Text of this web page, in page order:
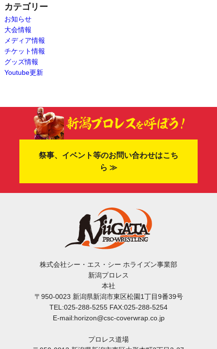
カテゴリー
お知らせ
大会情報
メディア情報
チケット情報
グッズ情報
Youtube更新
祭事、イベント等のお問い合わせはこち
ら ≫
株式会社シー・エス・シー ホライズン事業部
新潟プロレス
本社
〒950-0023 新潟県新潟市東区松園1丁目9番39号
TEL:025-288-5255 FAX:025-288-5254
E-mail:horizon@csc-coverwrap.co.jp
プロレス道場